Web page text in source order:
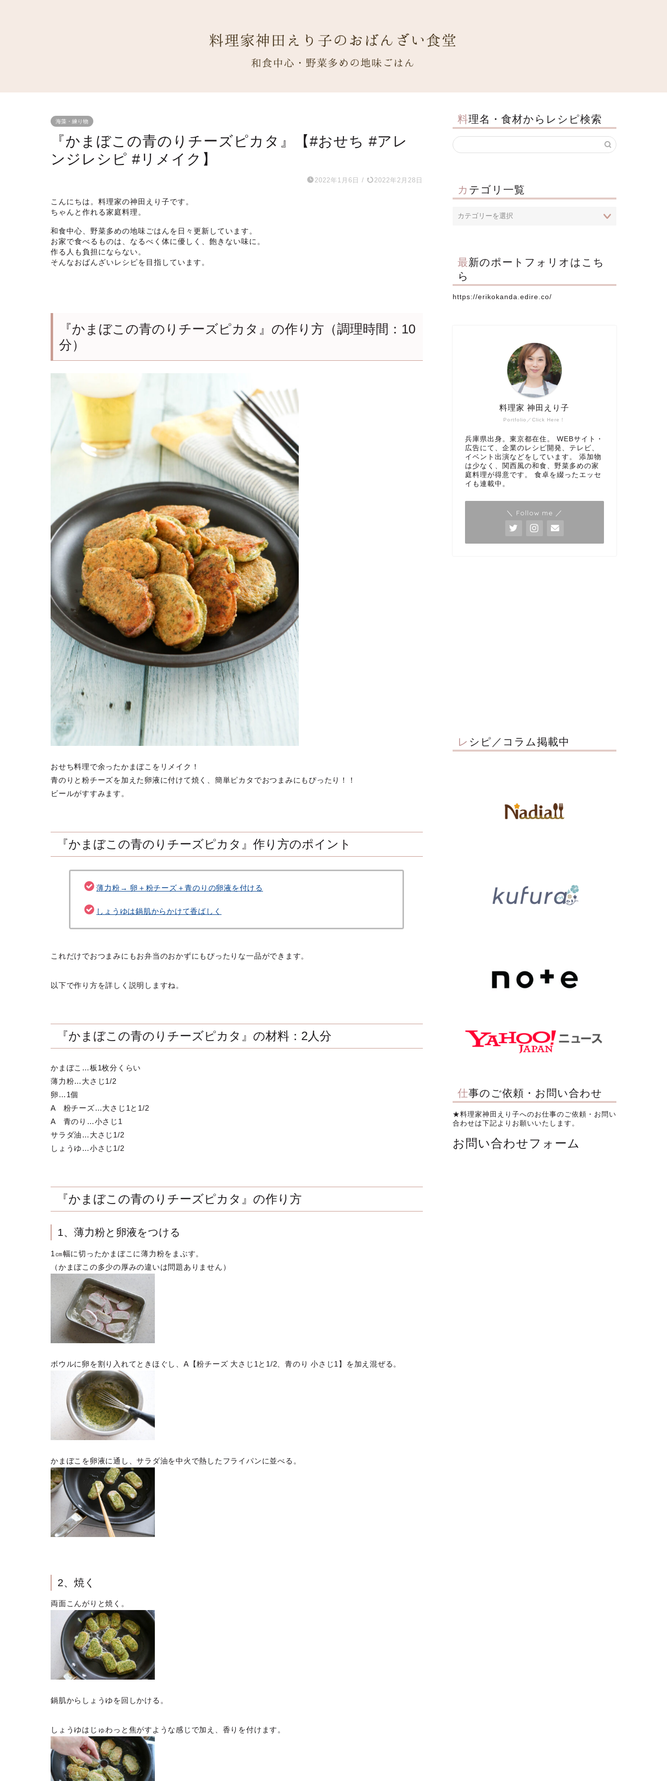
海藻・練り物
『かまぼこの青のりチーズピカタ』【#おせち #アレ
ンジレシピ #リメイク】
2022年1月6日 / 2022年2月28日
こんにちは。料理家の神田えり子です。
ちゃんと作れる家庭料理。
和食中心、野菜多めの地味ごはんを日々更新しています。
お家で食べるものは、なるべく体に優しく、飽きない味に。
作る人も負担にならない。
そんなおばんざいレシピを目指しています。
『かまぼこの青のりチーズピカタ』の作り方（調理時間：10
分）
おせち料理で余ったかまぼこをリメイク！
青のりと粉チーズを加えた卵液に付けて焼く、簡単ピカタでおつまみにもぴったり！！
ビールがすすみます。
『かまぼこの青のりチーズピカタ』作り方のポイント
薄力粉→ 卵＋粉チーズ＋青のりの卵液を付ける
しょうゆは鍋肌からかけて香ばしく
これだけでおつまみにもお弁当のおかずにもぴったりな一品ができます。
以下で作り方を詳しく説明しますね。
『かまぼこの青のりチーズピカタ』の材料：2人分
かまぼこ…板1枚分くらい
薄力粉…大さじ1/2
卵…1個
A 粉チーズ…大さじ1と1/2
A 青のり…小さじ1
サラダ油…大さじ1/2
しょうゆ…小さじ1/2
『かまぼこの青のりチーズピカタ』の作り方
1、薄力粉と卵液をつける
1㎝幅に切ったかまぼこに薄力粉をまぶす。
（かまぼこの多少の厚みの違いは問題ありません）
ボウルに卵を割り入れてときほぐし、A【粉チーズ 大さじ1と1/2、青のり 小さじ1】を加え混ぜる。
かまぼこを卵液に通し、サラダ油を中火で熱したフライパンに並べる。
2、焼く
両面こんがりと焼く。
鍋肌からしょうゆを回しかける。
しょうゆはじゅわっと焦がすような感じで加え、香りを付けます。
料理名・食材からレシピ検索
カテゴリ一覧
最新のポートフォリオはこち
ら
https://erikokanda.edire.co/
Portfolio／Click Here！
料理家 神田えり子
兵庫県出身。東京都在住。 WEBサイト・
広告にて、企業のレシピ開発、テレビ、
イベント出演などをしています。 添加物
は少なく、関西風の和食、野菜多めの家
庭料理が得意です。 食卓を綴ったエッセ
イも連載中。
＼ Follow me ／
レシピ／コラム掲載中
仕事のご依頼・お問い合わせ
★料理家神田えり子へのお仕事のご依頼・お問い
合わせは下記よりお願いいたします。
お問い合わせフォーム